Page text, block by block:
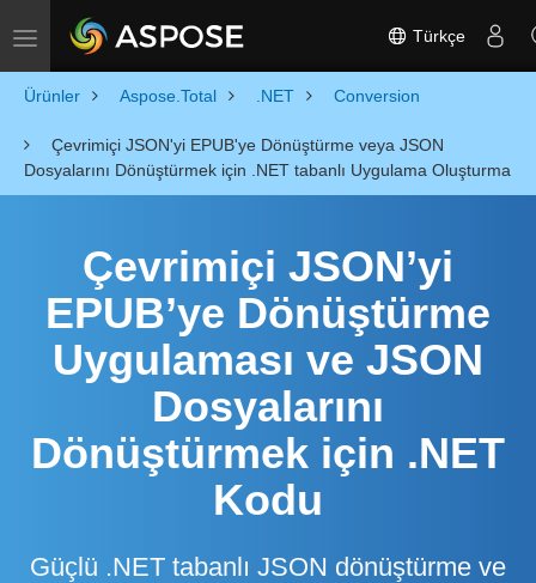
Toggle navigation Türkçe
Ürünler Aspose.Total .NET Conversion
Çevrimiçi JSON'yi EPUB'ye Dönüştürme veya JSON
Dosyalarını Dönüştürmek için .NET tabanlı Uygulama Oluşturma
Çevrimiçi JSON’yi
EPUB’ye Dönüştürme
Uygulaması ve JSON
Dosyalarını
Dönüştürmek için .NET
Kodu
Güçlü .NET tabanlı JSON dönüştürme ve